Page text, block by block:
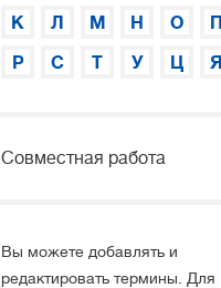
К
Л М Н О
П
Р
С Т У Ц Я
Совместная работа
Вы можете добавлять и
редактировать термины. Для